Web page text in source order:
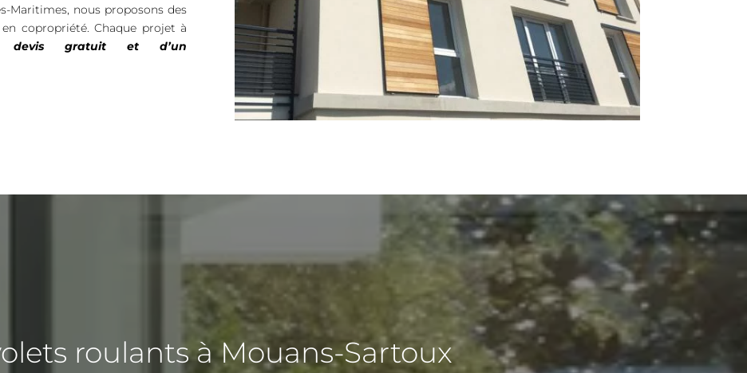
Maritimes, nous proposons des
copropriété. Chaque projet à
devis gratuit et d’un
roulants à Mouans-Sartoux